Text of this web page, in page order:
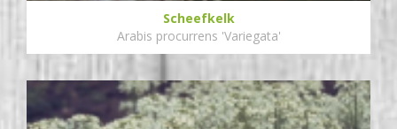
Scheefkelk
Arabis procurrens 'Variegata'